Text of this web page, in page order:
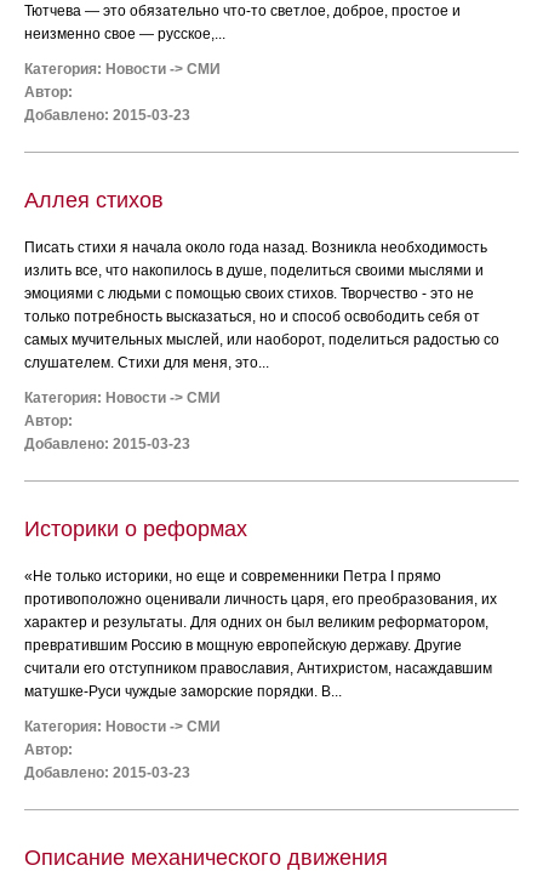
Тютчева — это обязательно что-то светлое, доброе, простое и
неизменно свое — русское,...
Категория: Новости -> СМИ
Автор:
Добавлено: 2015-03-23
Аллея стихов
Писать стихи я начала около года назад. Возникла необходимость
излить все, что накопилось в душе, поделиться своими мыслями и
эмоциями с людьми с помощью своих стихов. Творчество - это не
только потребность высказаться, но и способ освободить себя от
самых мучительных мыслей, или наоборот, поделиться радостью со
слушателем. Стихи для меня, это...
Категория: Новости -> СМИ
Автор:
Добавлено: 2015-03-23
Историки о реформах
«Не только историки, но еще и современники Петра I прямо
противоположно оценивали личность царя, его преобразования, их
характер и результаты. Для одних он был великим реформатором,
превратившим Россию в мощную европейскую державу. Другие
считали его отступником православия, Антихристом, насаждавшим
матушке-Руси чуждые заморские порядки. В...
Категория: Новости -> СМИ
Автор:
Добавлено: 2015-03-23
Описание механического движения